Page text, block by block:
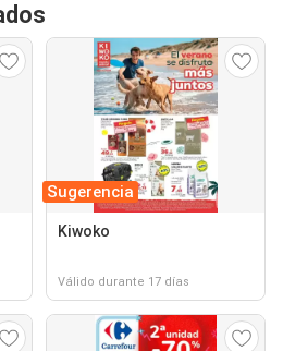
Sugerencia
Kiwoko
Válido durante 17 días